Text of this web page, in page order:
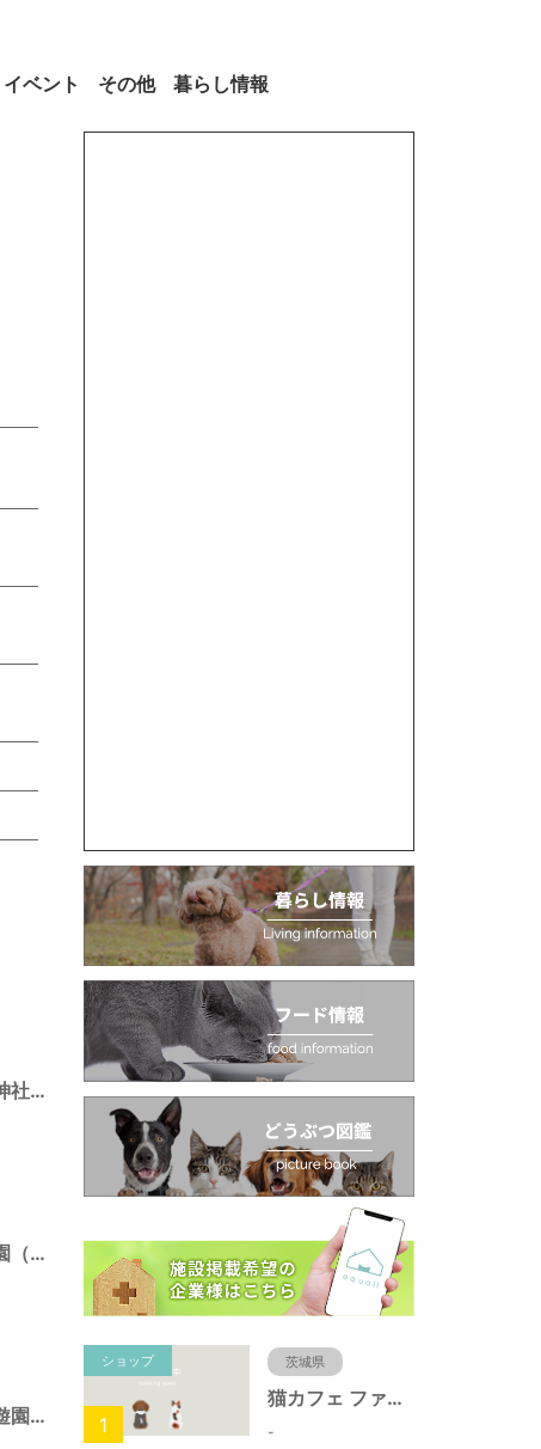
イベント その他 暮らし情報
南長崎五丁目稲荷神社境内仮児童遊園（東京都豊島区）
南長崎スポーツ公園（東京都豊島区）
目白四丁目仮児童遊園（東京都豊島区）
ショップ 茨城県
猫カフェ ファミリーズ
-
1